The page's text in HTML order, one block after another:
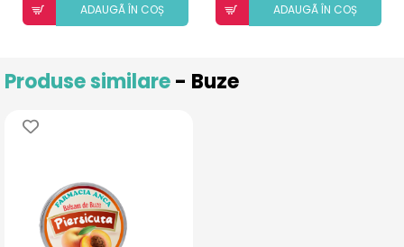
ADAUGÃ ÎN COȘ ADAUGÃ ÎN COȘ
Produse similare- Buze